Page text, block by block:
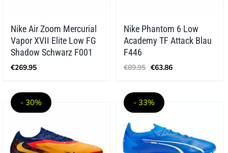
Nike Air Zoom Mercurial
Vapor XVII Elite Low FG
Shadow Schwarz F001
€269.95
Nike Phantom 6 Low
Academy TF Attack Blau
F446
€89.95 Ursprünglicher
€89.95
€63.86Aktueller
- 30% - 33%